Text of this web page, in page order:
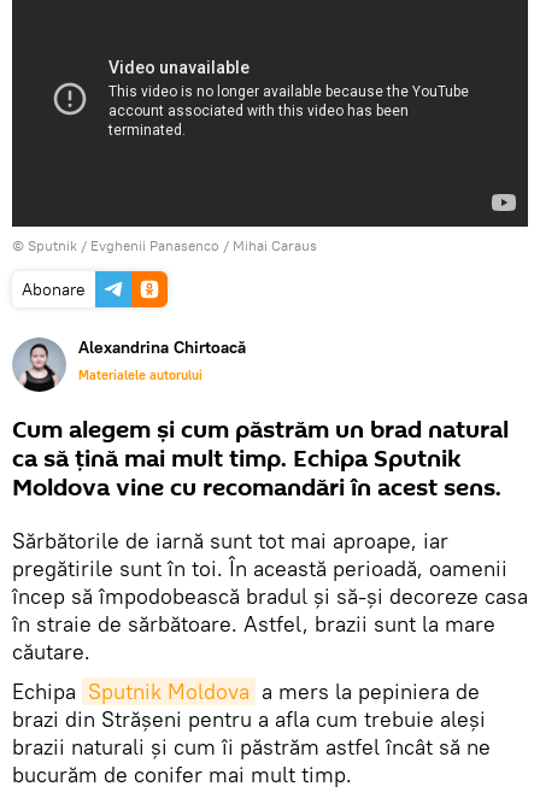
© Sputnik / Evghenii Panasenco / Mihai Caraus
Abonare
Alexandrina Chirtoacă
Materialele autorului
Cum alegem și cum păstrăm un brad natural
ca să țină mai mult timp. Echipa Sputnik
Moldova vine cu recomandări în acest sens.
Sărbătorile de iarnă sunt tot mai aproape, iar
pregătirile sunt în toi. În această perioadă, oamenii
încep să împodobească bradul și să-și decoreze casa
în straie de sărbătoare. Astfel, brazii sunt la mare
căutare.
Echipa Sputnik Moldova a mers la pepiniera de
brazi din Strășeni pentru a afla cum trebuie aleși
brazii naturali și cum îi păstrăm astfel încât să ne
bucurăm de conifer mai mult timp.